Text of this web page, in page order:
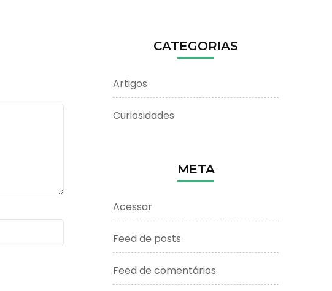
CATEGORIAS
Artigos
Curiosidades
META
Acessar
Feed de posts
Feed de comentários